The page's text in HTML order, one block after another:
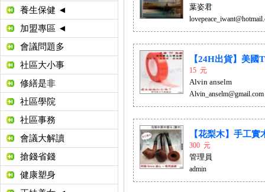
養生保健 ◄
加盟專區 ◄
會議問題多
社區大小事
修繕是非
社區學院
社區事務
會議大解讀
搶錢省錢
健康塑身
葉姿君
【24H出貨】美國
15 元
Alvin anselm
Alvin_anselm@gmail.com
【花梨木】手工實
300 元
管理員
admin